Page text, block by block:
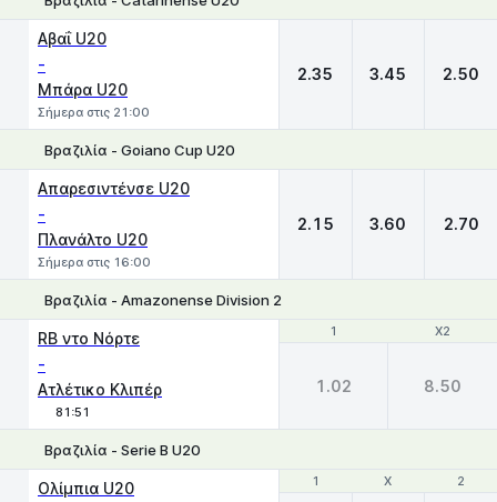
Αβαΐ U20
-
Μπάρα U20
Σήμερα στις 21:00
2.35 3.45 2.50
Βραζιλία - Goiano Cup U20
Απαρεσιντένσε U20
-
Πλανάλτο U20
Σήμερα στις 16:00
2.15 3.60 2.70
Βραζιλία - Amazonense Division 2
1 X2
RB ντο Νόρτε
-
Ατλέτικο Κλιπέρ
81:51
1 X2
1.02 8.50
Βραζιλία - Serie B U20
1 X 2
Oλίμπια U20 1 X 2